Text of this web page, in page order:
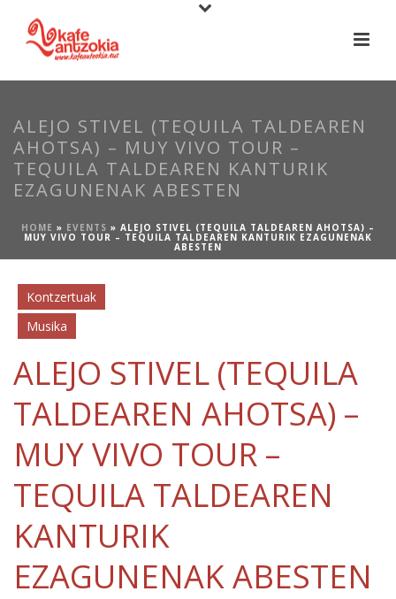
ALEJO STIVEL (TEQUILA TALDEAREN
AHOTSA) – MUY VIVO TOUR –
TEQUILA TALDEAREN KANTURIK
EZAGUNENAK ABESTEN
HOME » EVENTS » ALEJO STIVEL (TEQUILA TALDEAREN AHOTSA) –
MUY VIVO TOUR – TEQUILA TALDEAREN KANTURIK EZAGUNENAK
ABESTEN
Kontzertuak
Musika
ALEJO STIVEL (TEQUILA
TALDEAREN AHOTSA) –
MUY VIVO TOUR –
TEQUILA TALDEAREN
KANTURIK
EZAGUNENAK ABESTEN